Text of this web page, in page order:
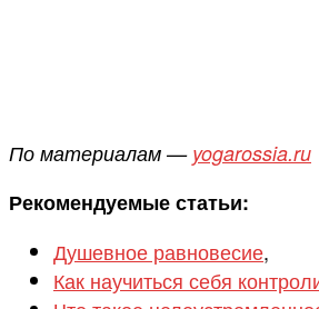
По материалам — yogarossia.ru
Рекомендуемые статьи:
Душевное равновесие,
Как научиться себя